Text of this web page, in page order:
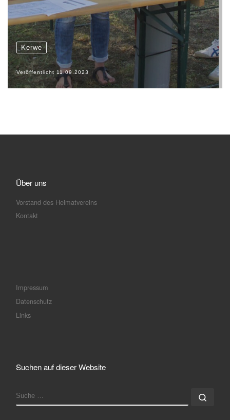
Kerwe
Veröffentlicht 11.09.2023
Über uns
Vorstand des Heimatvereins
Kontakt
Impressum
Datenschutz
Links
Suchen auf dieser Website
SUCHE